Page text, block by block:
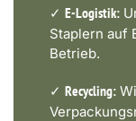
✓ E-Logistik:
Staplern auf
Betrieb.
✓ Recycling: